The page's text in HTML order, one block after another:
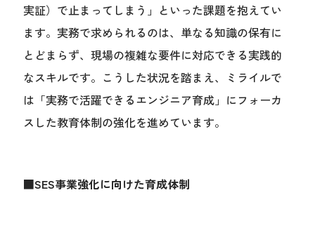
実証）で止まってしまう」といった課題を抱えてい
ます。実務で求められるのは、単なる知識の保有に
とどまらず、現場の複雑な要件に対応できる実践的
なスキルです。こうした状況を踏まえ、ミライルで
は「実務で活躍できるエンジニア育成」にフォーカ
スした教育体制の強化を進めています。
■SES事業強化に向けた育成体制